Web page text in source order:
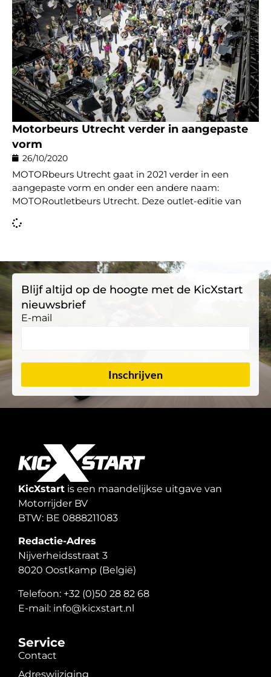
Motorbeurs Utrecht verder in aangepaste
vorm
26/10/2020
MOTORbeurs Utrecht gaat in 2021 verder in een
aangepaste vorm en onder een andere naam:
MOTORoutletbeurs Utrecht. Deze outlet-editie van
Blijf altijd op de hoogte met de KicXstart
nieuwsbrief
E-mail
Inschrijven
KicXstart is een maandelijkse uitgave van
Motorrijder BV
BTW: BE 0888211083
Redactie-Adres
Nijverheidsstraat 3
8020 Oostkamp (België)
Telefoon: +32 (0)50 28 82 68
E-mail: info@kicxstart.nl
Service
Contact
Adreswijziging